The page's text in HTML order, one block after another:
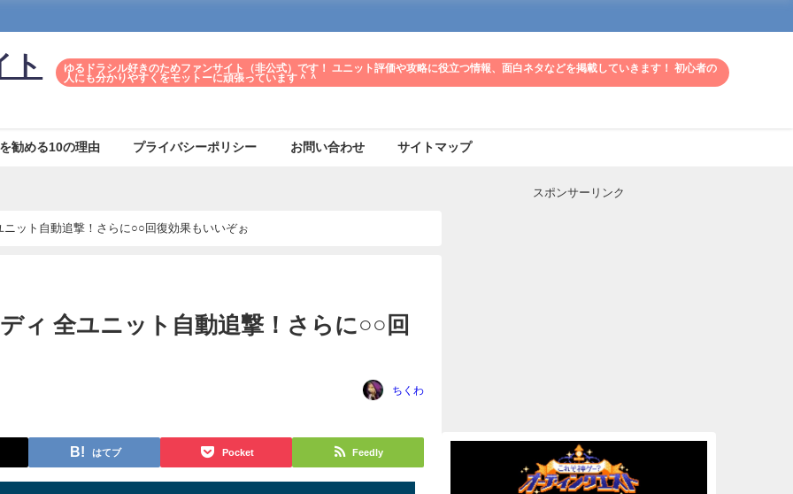
ト
ゆるドラシル好きのためファンサイト（非公式）です！ ユニット評価や攻略に役立つ情報、面白ネタなどを掲載していきます！ 初心者の
人にも分かりやすくをモットーに頑張っています＾＾
勧める10の理由 プライバシーポリシー お問い合わせ サイトマップ
ット自動追撃！さらに○○回復効果もいいぞぉ
ィ 全ユニット自動追撃！さらに○○回
ちくわ
はてブ Pocket Feedly
スポンサーリンク